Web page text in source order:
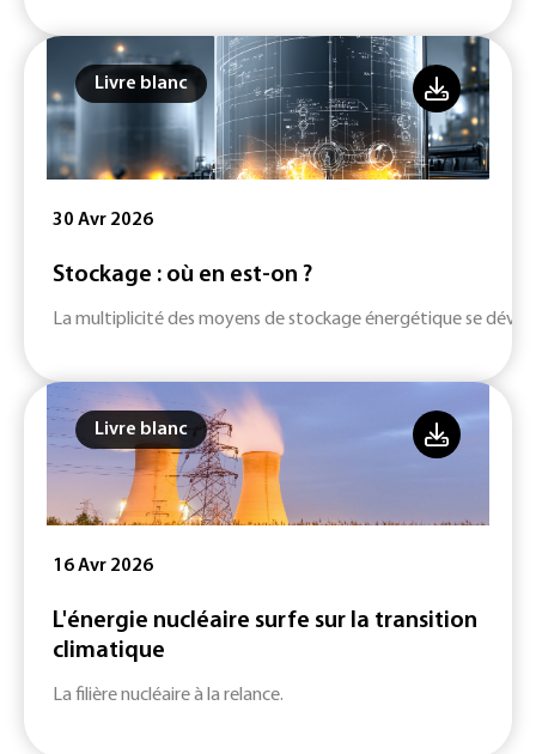
Livre blanc
30 Avr 2026
Stockage : où en est-on ?
La multiplicité des moyens de stockage énergétique se
Livre blanc
16 Avr 2026
L'énergie nucléaire surfe sur la transition
climatique
La filière nucléaire à la relance.